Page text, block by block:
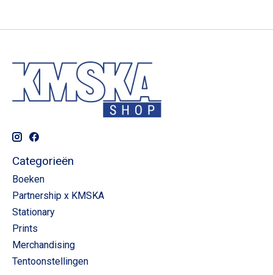
Categorieën
Boeken
Partnership x KMSKA
Stationary
Prints
Merchandising
Tentoonstellingen